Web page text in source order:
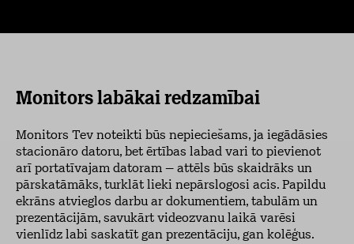
Monitors labākai redzamībai
Monitors Tev noteikti būs nepieciešams, ja iegādāsies
stacionāro datoru, bet ērtības labad vari to pievienot
arī portatīvajam datoram – attēls būs skaidrāks un
pārskatāmāks, turklāt lieki nepārslogosi acis. Papildu
ekrāns atvieglos darbu ar dokumentiem, tabulām un
prezentācijām, savukārt videozvanu laikā varēsi
vienlīdz labi saskatīt gan prezentāciju, gan kolēģus.